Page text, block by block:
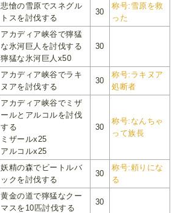
悲愴の雪原でスネグル
トスを討伐する
30
称号:雪原を救
った
アカディア峡谷で獰猛
な氷河巨人を討伐する
獰猛な氷河巨人x50
30
アカディア峡谷でラキ
ヌアを討伐する
30
称号:ラキヌア
処断者
アカディア峡谷でミザ
ールとアルコルを討伐
する
ミザールx25
アルコルx25
30
称号:なんちゃ
って族長
妖精の森でビートルバ
ックを討伐する
30
称号:頼りにな
る
黄金の道で獰猛なクー
マスを10匹討伐する
30